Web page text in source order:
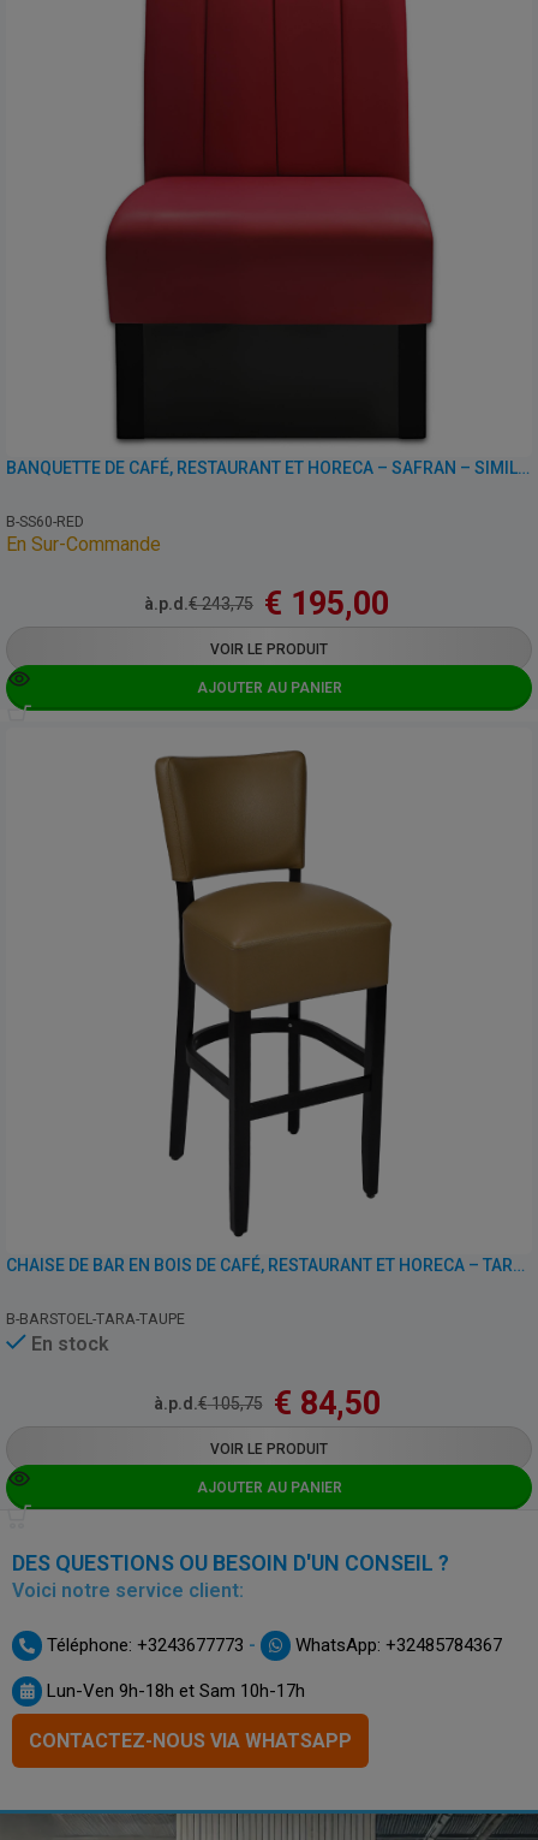
BANQUETTE DE CAFÉ, RESTAURANT ET HORECA – SAFRAN – SIMILI CUIR
B-SS60-RED
En Sur-Commande
à.p.d.€243,75 € 195,00
VOIR LE PRODUIT
AJOUTER AU PANIER
CHAISE DE BAR EN BOIS DE CAFÉ, RESTAURANT ET HORECA – TARA – SIMILI CUIR
B-BARSTOEL-TARA-TAUPE
En stock
à.p.d.€105,75 € 84,50
VOIR LE PRODUIT
AJOUTER AU PANIER
DES QUESTIONS OU BESOIN D'UN CONSEIL ?
Voici notre service client:
Téléphone: +3243677773 - WhatsApp: +32485784367
Lun-Ven 9h-18h et Sam 10h-17h
CONTACTEZ-NOUS VIA WHATSAPP